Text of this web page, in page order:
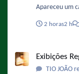
Apareceu um
2 horas2 h
Exibições
TIO JOÃO